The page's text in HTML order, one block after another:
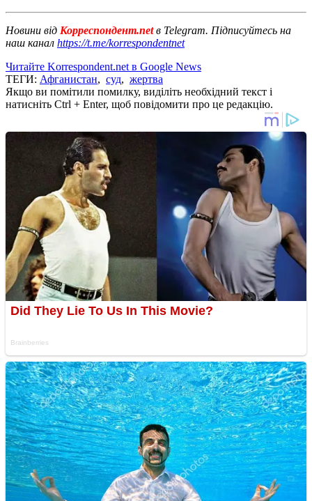
Новини від Корреспондент.netв Telegram. Підписуйтесь на
наш канал https://t.me/korrespondentnet
Читайте Korrespondent.net в Google News
ТЕГИ: Афганистан, суд, жертва
Якщо ви помітили помилку, виділіть необхідний текст і
натисніть Ctrl + Enter, щоб повідомити про це редакцію.